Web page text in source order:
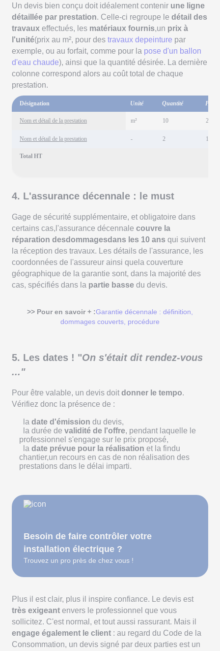
Un devis bien conçu doit idéalement contenir une ligne
détaillée par prestation. Celle-ci regroupe le détail des
travaux effectués, les matériaux fournis,un prix à
l'unité(prix au m², pour des travaux depeinture par
exemple, ou au forfait, comme pour la pose d'un ballon
d'eau chaude), ainsi que la quantité désirée. La dernière
colonne correspond alors au coût total de chaque
prestation.
Désignation Unité Quantité Prix
Nom et détail de la prestation m² 10 25 €
Nom et détail de la prestation - 2 150 €
Total HT
4. L'assurance décennale : le must
Gage de sécurité supplémentaire, et obligatoire dans
certains cas,l'assurance décennale couvre la
réparation desdommagesdans les 10 ans qui suivent
la réception des travaux. Les détails de l'assurance, les
coordonnées de l'assureur ainsi quela couverture
géographique de la garantie sont, dans la majorité des
cas, spécifiés dans la partie basse du devis.
>> Pour en savoir + :Garantie décennale : définition,
dommages couverts, procédure
5. Les dates ! "On s'était dit rendez-vous
..."
Pour être valable, un devis doit donner le tempo.
Vérifiez donc la présence de :
la date d'émission du devis,
la durée de validité de l'offre, pendant laquelle le
professionnel s'engage sur le prix proposé,
la date prévue pour la réalisation et la findu
chantier,un recours en cas de non réalisation des
prestations dans le délai imparti.
Besoin de faire contrôler votre
installation électrique ?
Trouvez un pro près de chez vous !
Plus il est clair, plus il inspire confiance. Le devis est
très exigeant envers le professionnel que vous
sollicitez. C'est normal, et tout aussi rassurant. Mais il
engage également le client : au regard du Code de la
Consommation, un devis signé par deux parties est un